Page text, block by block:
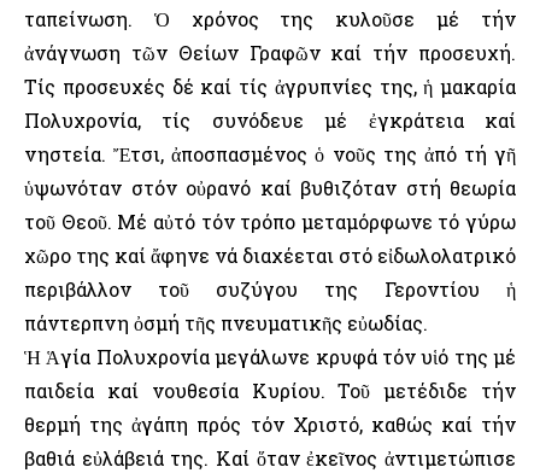
ταπείνωση. Ὁ χρόνος της κυλοῦσε μέ τήν
ἀνάγνωση τῶν Θείων Γραφῶν καί τήν προσευχή.
Τίς προσευχές δέ καί τίς ἀγρυπνίες της, ἡ μακαρία
Πολυχρονία, τίς συνόδευε μέ ἐγκράτεια καί
νηστεία. Ἔτσι, ἀποσπασμένος ὁ νοῦς της ἀπό τή γῆ
ὑψωνόταν στόν οὐρανό καί βυθιζόταν στή θεωρία
τοῦ Θεοῦ. Μέ αὐτό τόν τρόπο μεταμόρφωνε τό γύρω
χῶρο της καί ἄφηνε νά διαχέεται στό εἰδωλολατρικό
περιβάλλον τοῦ συζύγου της Γεροντίου ἡ
πάντερπνη ὀσμή τῆς πνευματικῆς εὐωδίας.
Ἡ Ἁγία Πολυχρονία μεγάλωνε κρυφά τόν υἱό της μέ
παιδεία καί νουθεσία Κυρίου. Τοῦ μετέδιδε τήν
θερμή της ἀγάπη πρός τόν Χριστό, καθώς καί τήν
βαθιά εὐλάβειά της. Καί ὅταν ἐκεῖνος ἀντιμετώπισε